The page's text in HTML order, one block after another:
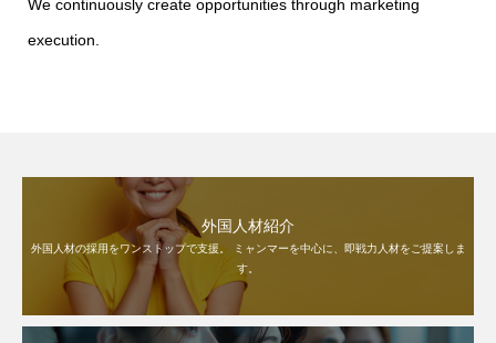
We continuously create opportunities through marketing
execution.
外国人材紹介
外国人材の採用をワンストップで支援。 ミャンマーを中心に、即戦力人材をご提案しま
す。